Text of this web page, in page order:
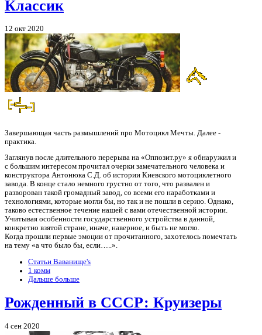
Классик
12 окт 2020
Завершающая часть размышлений про Мотоцикл Мечты. Далее -
практика.
Заглянув после длительного перерыва на «Оппозит.ру» я обнаружил и
с большим интересом прочитал очерки замечательного человека и
конструктора Антонюка С.Д. об истории Киевского мотоциклетного
завода. В конце стало немного грустно от того, что развален и
разворован такой громадный завод, со всеми его наработками и
технологиями, которые могли бы, но так и не пошли в серию. Однако,
таково естественное течение нашей с вами отечественной истории.
Учитывая особенности государственного устройства в данной,
конкретно взятой стране, иначе, наверное, и быть не могло.
Когда прошли первые эмоции от прочитанного, захотелось помечтать
на тему «а что было бы, если…..».
Статьи Ваванище's
1 комм
Дальше больше
Рожденный в СССР: Круизеры
4 сен 2020